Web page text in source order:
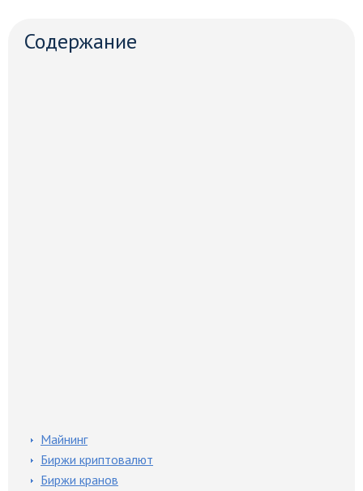
Содержание
Майнинг
Биржи криптовалют
Биржи кранов